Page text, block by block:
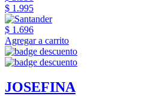
$ 1.995
$ 1.696
Agregar a carrito
JOSEFINA